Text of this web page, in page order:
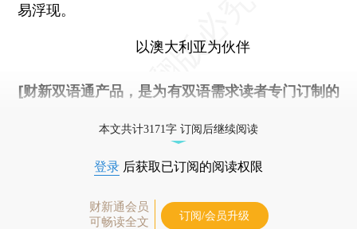
易浮现。
以澳大利亚为伙伴
[财新双语通产品，是为有双语需求读者专门订制的
本文共计3171字 订阅后继续阅读
登录 后获取已订阅的阅读权限
财新通会员
可畅读全文
订阅/会员升级